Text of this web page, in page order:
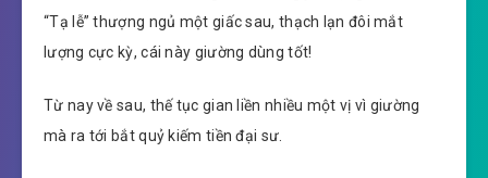
“Tạ lễ” thượng ngủ một giấc sau, thạch lạn đôi mắt
lượng cực kỳ, cái này giường dùng tốt!
Từ nay về sau, thế tục gian liền nhiều một vị vì giường
mà ra tới bắt quỷ kiếm tiền đại sư.